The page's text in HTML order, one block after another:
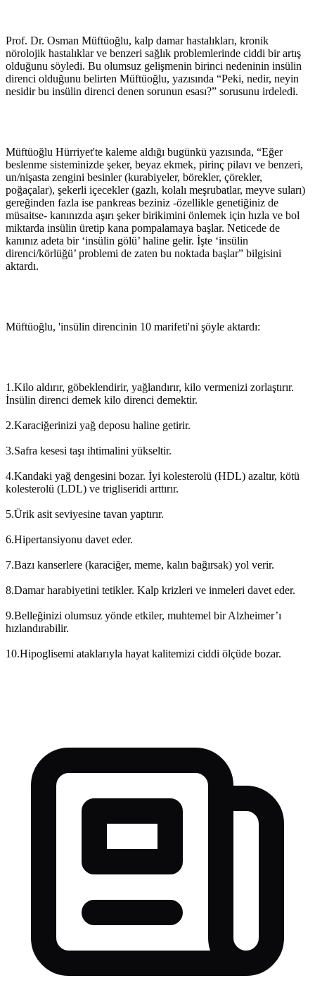
Prof. Dr. Osman Müftüoğlu, kalp damar hastalıkları, kronik
nörolojik hastalıklar ve benzeri sağlık problemlerinde ciddi bir artış
olduğunu söyledi. Bu olumsuz gelişmenin birinci nedeninin insülin
direnci olduğunu belirten Müftüoğlu, yazısında “Peki, nedir, neyin
nesidir bu insülin direnci denen sorunun esası?” sorusunu irdeledi.
Müftüoğlu Hürriyet'te kaleme aldığı bugünkü yazısında, “Eğer
beslenme sisteminizde şeker, beyaz ekmek, pirinç pilavı ve benzeri,
un/nişasta zengini besinler (kurabiyeler, börekler, çörekler,
poğaçalar), şekerli içecekler (gazlı, kolalı meşrubatlar, meyve suları)
gereğinden fazla ise pankreas beziniz -özellikle genetiğiniz de
müsaitse- kanınızda aşırı şeker birikimini önlemek için hızla ve bol
miktarda insülin üretip kana pompalamaya başlar. Neticede de
kanınız adeta bir ‘insülin gölü’ haline gelir. İşte ‘insülin
direnci/körlüğü’ problemi de zaten bu noktada başlar” bilgisini
aktardı.
Müftüoğlu, 'insülin direncinin 10 marifeti'ni şöyle aktardı:
1.Kilo aldırır, göbeklendirir, yağlandırır, kilo vermenizi zorlaştırır.
İnsülin direnci demek kilo direnci demektir.
2.Karaciğerinizi yağ deposu haline getirir.
3.Safra kesesi taşı ihtimalini yükseltir.
4.Kandaki yağ dengesini bozar. İyi kolesterolü (HDL) azaltır, kötü
kolesterolü (LDL) ve trigliseridi arttırır.
5.Ürik asit seviyesine tavan yaptırır.
6.Hipertansiyonu davet eder.
7.Bazı kanserlere (karaciğer, meme, kalın bağırsak) yol verir.
8.Damar harabiyetini tetikler. Kalp krizleri ve inmeleri davet eder.
9.Belleğinizi olumsuz yönde etkiler, muhtemel bir Alzheimer’ı
hızlandırabilir.
10.Hipoglisemi ataklarıyla hayat kalitemizi ciddi ölçüde bozar.